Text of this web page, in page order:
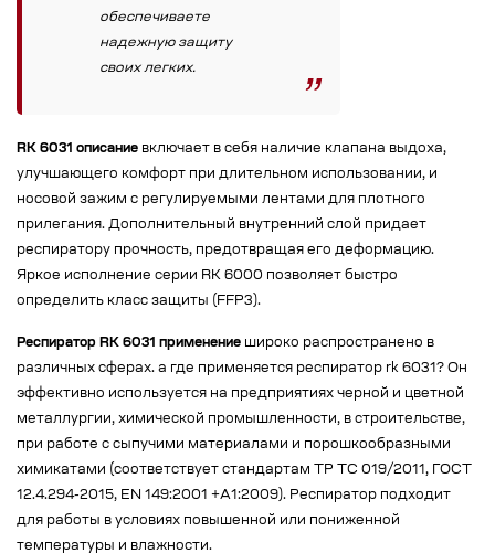
обеспечиваете
надежную защиту
своих легких.
RK 6031 описание включает в себя наличие клапана выдоха,
улучшающего комфорт при длительном использовании, и
носовой зажим с регулируемыми лентами для плотного
прилегания. Дополнительный внутренний слой придает
респиратору прочность, предотвращая его деформацию.
Яркое исполнение серии RK 6000 позволяет быстро
определить класс защиты (FFP3).
Респиратор RK 6031 применение широко распространено в
различных сферах. а где применяется респиратор rk 6031? Он
эффективно используется на предприятиях черной и цветной
металлургии, химической промышленности, в строительстве,
при работе с сыпучими материалами и порошкообразными
химикатами (соответствует стандартам ТР ТС 019/2011, ГОСТ
12.4.294-2015, EN 149:2001 +A1:2009). Респиратор подходит
для работы в условиях повышенной или пониженной
температуры и влажности.